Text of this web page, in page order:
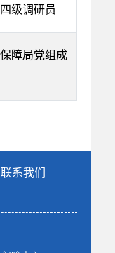
级调研员
障局党组成
联系我们